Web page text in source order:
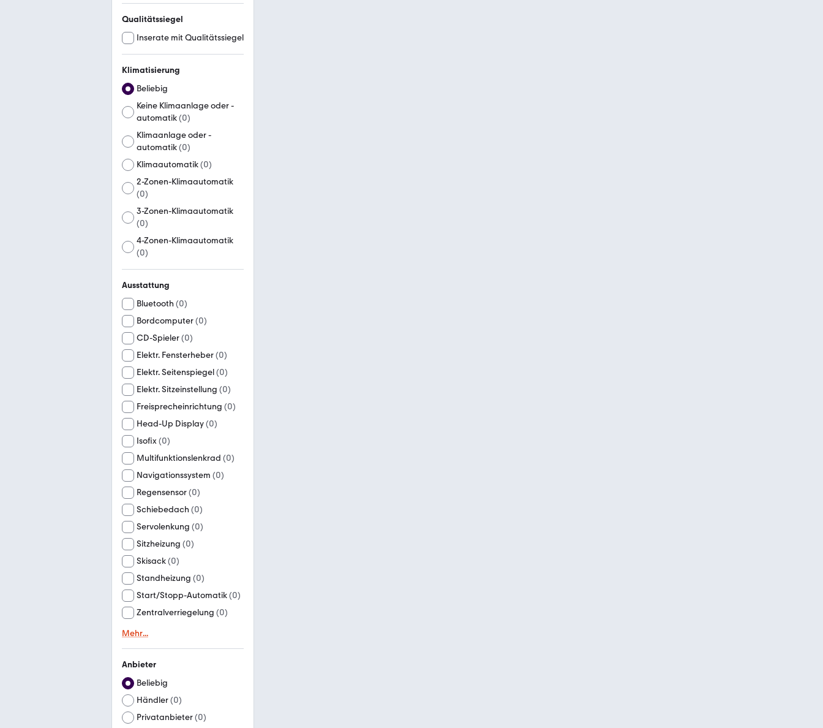
Qualitätssiegel
Inserate mit Qualitätssiegel
Klimatisierung
Beliebig
Keine Klimaanlage oder -
automatik(0)
Klimaanlage oder -
automatik(0)
Klimaautomatik(0)
2-Zonen-Klimaautomatik
(0)
3-Zonen-Klimaautomatik
(0)
4-Zonen-Klimaautomatik
(0)
Ausstattung
Bluetooth (0)
Bordcomputer(0)
CD-Spieler(0)
Elektr. Fensterheber(0)
Elektr. Seitenspiegel(0)
Elektr. Sitzeinstellung (0)
Freisprecheinrichtung (0)
Head-Up Display(0)
Isofix(0)
Multifunktionslenkrad (0)
Navigationssystem (0)
Regensensor(0)
Schiebedach (0)
Servolenkung (0)
Sitzheizung (0)
Skisack(0)
Standheizung (0)
Start/Stopp-Automatik(0)
Zentralverriegelung (0)
Mehr...
Anbieter
Beliebig
Händler(0)
Privatanbieter(0)